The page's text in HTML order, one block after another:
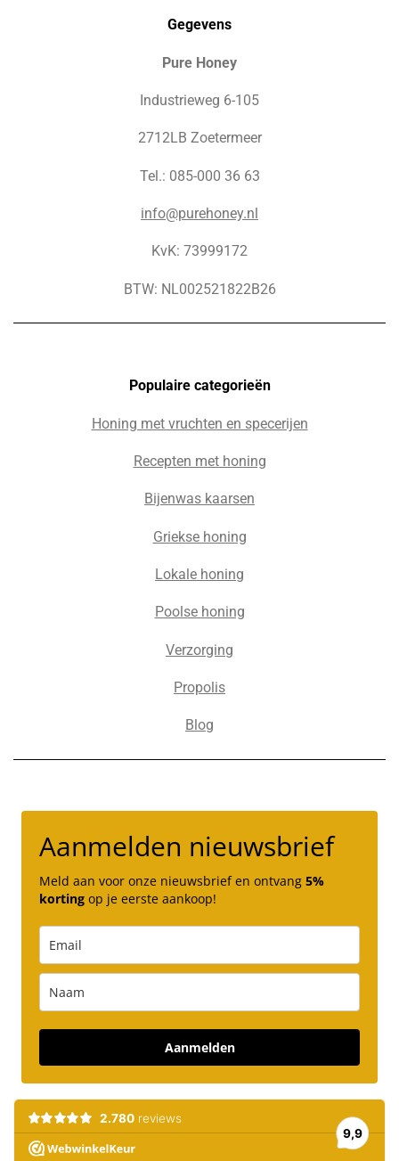
Gegevens
Pure Honey
Industrieweg 6-105
2712LB Zoetermeer
Tel.: 085-000 36 63
info@purehoney.nl
KvK: 73999172
BTW: NL002521822B26
Populaire categorieën
Honing met vruchten en specerijen
Recepten met honing
Bijenwas kaarsen
Griekse honing
Lokale honing
Poolse honing
Verzorging
Propolis
Blog
Aanmelden nieuwsbrief
Meld aan voor onze nieuwsbrief en ontvang 5%
korting op je eerste aankoop!
Aanmelden